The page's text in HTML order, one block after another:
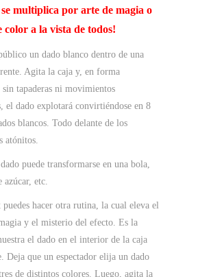
se multiplica por arte de magia o
color a la vista de todos!
un dado blanco dentro de una
Agita la caja y, en forma
sin tapaderas ni movimientos
el dado explotará convirtiéndose en 8
blancos. Todo delante de los
atónitos.
puede transformarse en una bola,
azúcar, etc.
puedes hacer otra rutina, la cual eleva el
y el misterio del efecto. Es la
el dado en el interior de la caja
Deja que un espectador elija un dado
de distintos colores. Luego, agita la